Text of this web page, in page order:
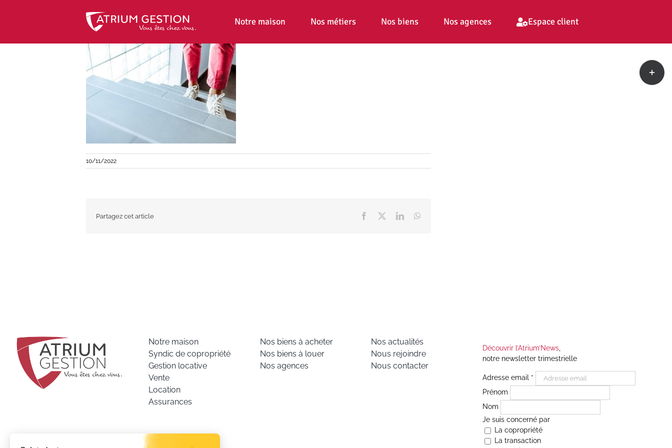
Notre maison Nos métiers Nos biens Nos agences Espace client
10/11/2022
Partagez cet article Facebook LinkedIn
Notre maison
Syndic de copropriété
Gestion locative
Vente
Location
Assurances
Nos biens à acheter
Nos biens à louer
Nos agences
Nos actualités
Nous rejoindre
Nous contacter
Découvrir l’Atrium’News,
notre newsletter trimestrielle
Adresse email *
Prénom
Nom
Je suis concerné par
La copropriété
La transaction
Toggle
Sliding
Bar